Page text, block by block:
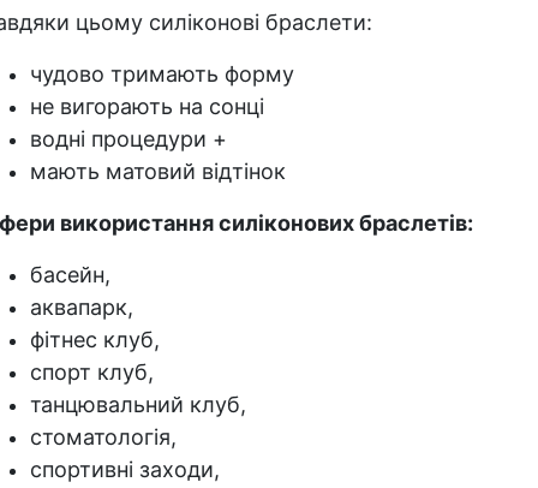
цьому силіконові браслети:
чудово тримають форму
не вигорають на сонці
водні процедури +
мають матовий відтінок
використання силіконових браслетів:
басейн,
аквапарк,
фітнес клуб,
спорт клуб,
танцювальний клуб,
стоматологія,
спортивні заходи,